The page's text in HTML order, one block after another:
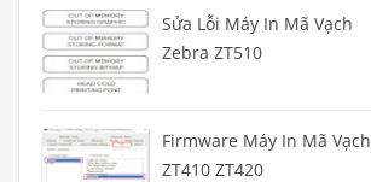
Sửa Lỗi Máy In Mã Vạch
Zebra ZT510
Firmware Máy In Mã Vạch
ZT410 ZT420